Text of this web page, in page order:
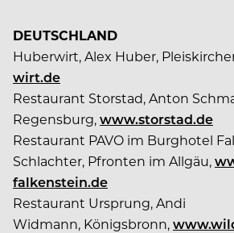
DEUTSCHLAND
Huberwirt, Alex Huber,
wirt.de
Restaurant Storstad, Anton
Regensburg,www.storstad.de
Restaurant PAVO im Burghotel
Schlachter, Pfronten im Allgäu,
falkenstein.de
Restaurant Ursprung, Andi
Widmann, Königsbronn,